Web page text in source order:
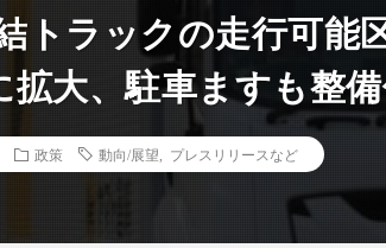
トラックの走行可能
拡大、駐車ますも整
政策 動向/展望 プレスリリースなど